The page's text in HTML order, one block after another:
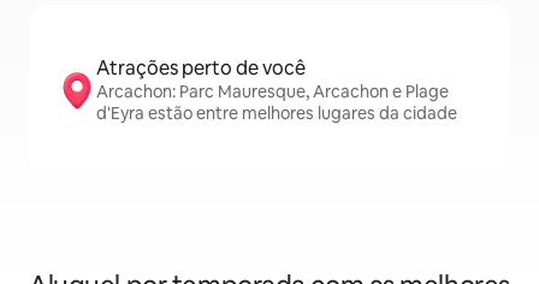
Atrações perto de você
Arcachon: Parc Mauresque, Arcachon e Plage
d'Eyra estão entre melhores lugares da cidade